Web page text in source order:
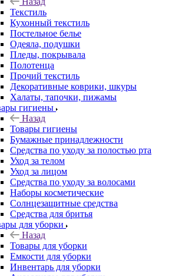
Текстиль
Кухонный текстиль
Постельное белье
Одеяла, подушки
Пледы, покрывала
Полотенца
Прочий текстиль
Декоративные коврики, шкуры
Халаты, тапочки, пижамы
гигиены
Назад
Товары гигиены
Бумажные принадлежности
Средства по уходу за полостью рта
Уход за телом
Уход за лицом
Средства по уходу за волосами
Наборы косметические
Солнцезащитные средства
Средства для бритья
для уборки
Назад
Товары для уборки
Емкости для уборки
Инвентарь для уборки